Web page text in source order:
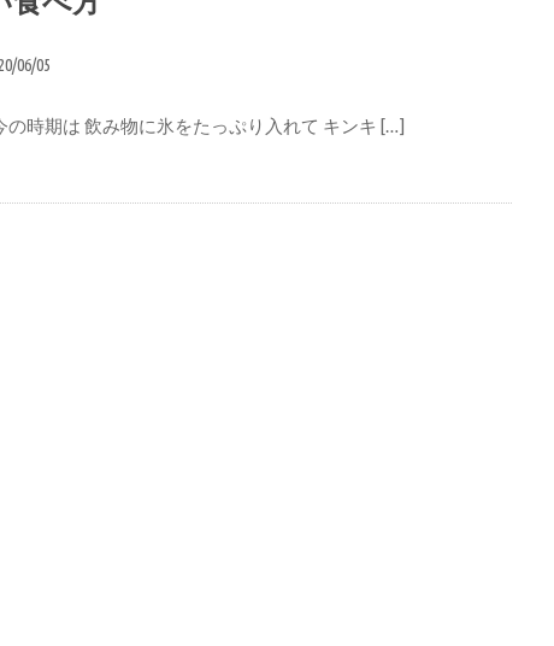
06/05
の時期は 飲み物に氷をたっぷり入れて キンキ […]